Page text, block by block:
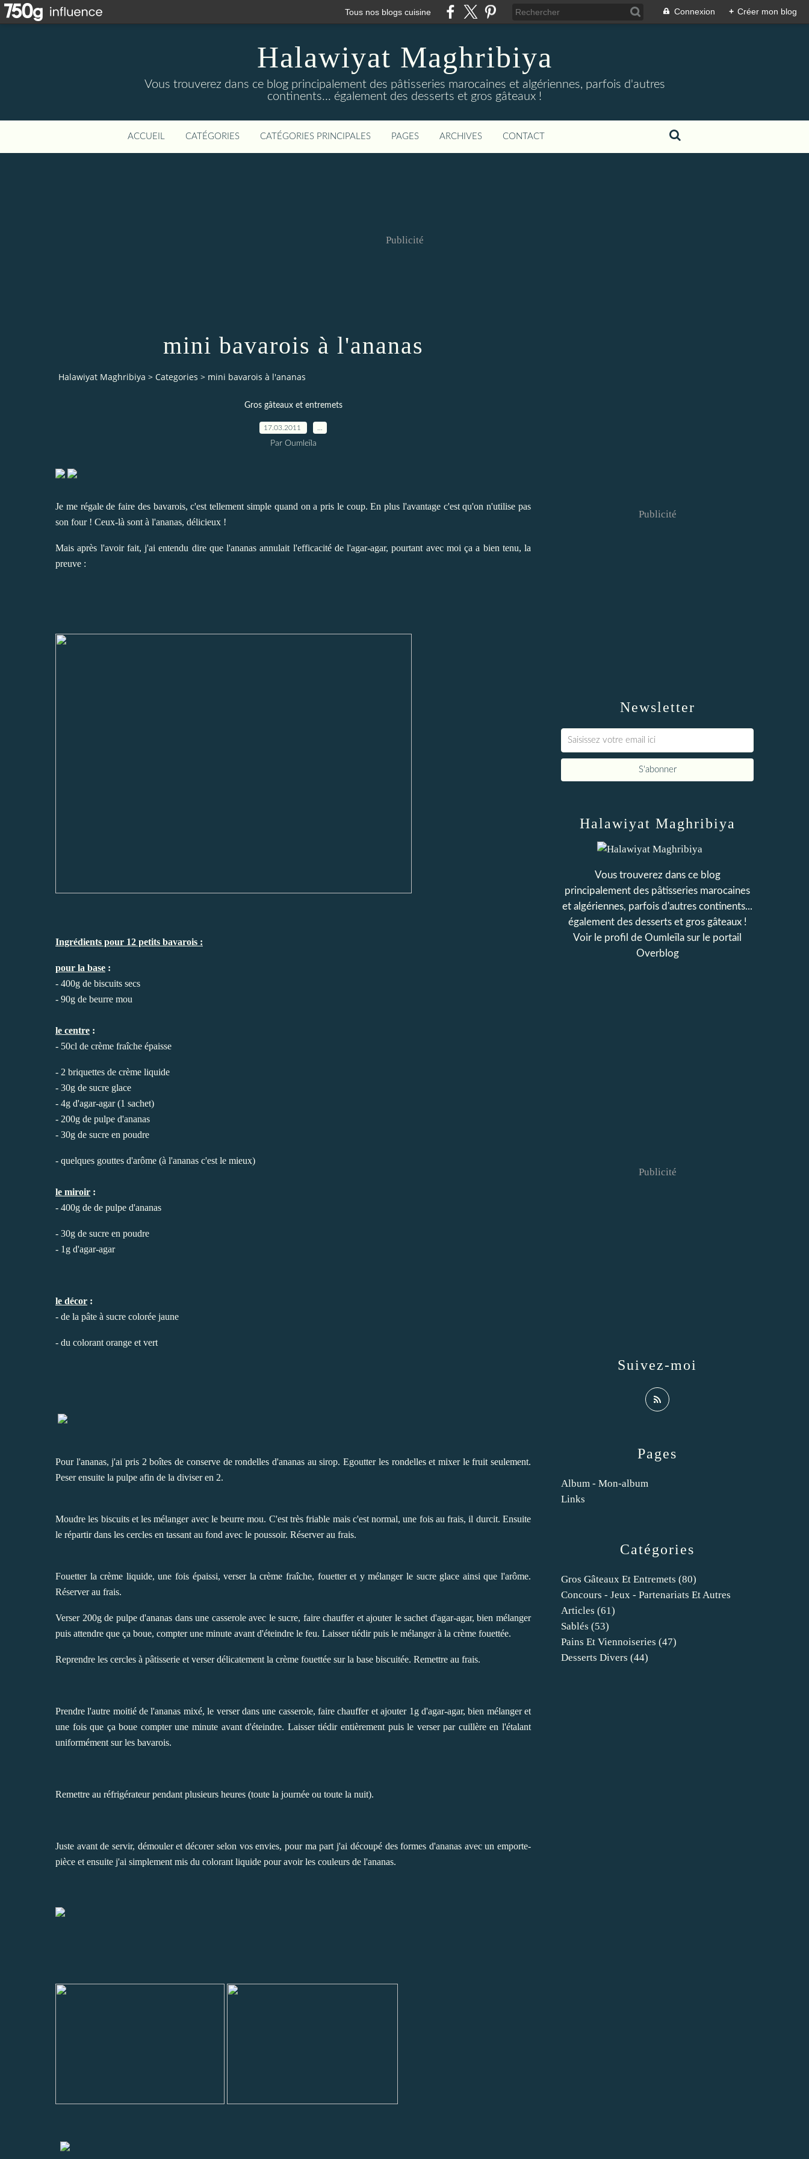
Tous nos blogs cuisine Connexion + Créer mon blog
Halawiyat Maghribiya
Vous trouverez dans ce blog principalement des pâtisseries marocaines et algériennes, parfois d'autres
continents... également des desserts et gros gâteaux !
ACCUEIL CATÉGORIES CATÉGORIES PRINCIPALES PAGES ARCHIVES CONTACT
Publicité
mini bavarois à l'ananas
Halawiyat Maghribiya > Categories > mini bavarois à l'ananas
Gros gâteaux et entremets
17.03.2011
Par Oumleïla
Je me régale de faire des bavarois, c'est tellement simple quand on a pris le coup. En plus l'avantage c'est qu'on n'utilise pas
son four ! Ceux-là sont à l'ananas, délicieux !
Mais après l'avoir fait, j'ai entendu dire que l'ananas annulait l'efficacité de l'agar-agar, pourtant avec moi ça a bien tenu, la
preuve :
Ingrédients pour 12 petits bavarois :
pour la base :
- 400g de biscuits secs
- 90g de beurre mou
le centre :
- 50cl de crème fraîche épaisse
- 2 briquettes de crème liquide
- 30g de sucre glace
- 4g d'agar-agar (1 sachet)
- 200g de pulpe d'ananas
- 30g de sucre en poudre
- quelques gouttes d'arôme (à l'ananas c'est le mieux)
le miroir :
- 400g de de pulpe d'ananas
- 30g de sucre en poudre
- 1g d'agar-agar
le décor :
- de la pâte à sucre colorée jaune
- du colorant orange et vert
Pour l'ananas, j'ai pris 2 boîtes de conserve de rondelles d'ananas au sirop. Egoutter les rondelles et mixer le fruit seulement.
Peser ensuite la pulpe afin de la diviser en 2.
Moudre les biscuits et les mélanger avec le beurre mou. C'est très friable mais c'est normal, une fois au frais, il durcit. Ensuite
le répartir dans les cercles en tassant au fond avec le poussoir. Réserver au frais.
Fouetter la crème liquide, une fois épaissi, verser la crème fraîche, fouetter et y mélanger le sucre glace ainsi que l'arôme.
Réserver au frais.
Verser 200g de pulpe d'ananas dans une casserole avec le sucre, faire chauffer et ajouter le sachet d'agar-agar, bien mélanger
puis attendre que ça boue, compter une minute avant d'éteindre le feu. Laisser tiédir puis le mélanger à la crème fouettée.
Reprendre les cercles à pâtisserie et verser délicatement la crème fouettée sur la base biscuitée. Remettre au frais.
Prendre l'autre moitié de l'ananas mixé, le verser dans une casserole, faire chauffer et ajouter 1g d'agar-agar, bien mélanger et
une fois que ça boue compter une minute avant d'éteindre. Laisser tiédir entièrement puis le verser par cuillère en l'étalant
uniformément sur les bavarois.
Remettre au réfrigérateur pendant plusieurs heures (toute la journée ou toute la nuit).
Juste avant de servir, démouler et décorer selon vos envies, pour ma part j'ai découpé des formes d'ananas avec un emporte-
pièce et ensuite j'ai simplement mis du colorant liquide pour avoir les couleurs de l'ananas.
Newsletter
Publicité
Catégories
Gros Gâteaux Et Entremets (80)
Concours - Jeux - Partenariats Et Autres
Articles (61)
Sablés (53)
Pains Et Viennoiseries (47)
Desserts Divers (44)
Pages
Album - Mon-album
Links
Halawiyat Maghribiya
Vous trouverez dans ce blog
principalement des pâtisseries marocaines
et algériennes, parfois d'autres continents...
également des desserts et gros gâteaux !
Voir le profil de Oumleïla sur le portail
Overblog
Suivez-moi
Publicité